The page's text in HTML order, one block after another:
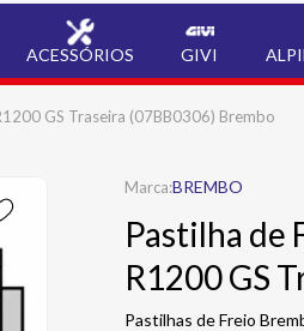
ACESSÓRIOS GIVI
GS Traseira (07BB0306) Brembo
BREMBO
Pastilha de
R1200 GS
Pastilhas de Freio